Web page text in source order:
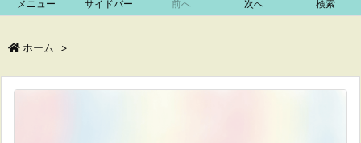
メニュー サイドバー 前へ 次へ 検索
ホーム >